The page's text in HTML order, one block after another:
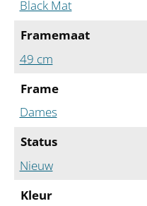
Black Mat
Framemaat
49 cm
Frame
Dames
Status
Nieuw
Kleur